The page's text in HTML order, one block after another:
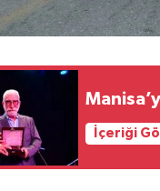
İçeriği